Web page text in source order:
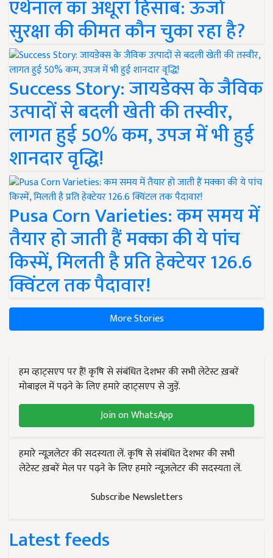
एथेनॉल का अधूरा हिसाब: ऊर्जा
सुरक्षा की कीमत कौन चुका रहा है?
Success Story: जायडेक्स के जैविक
उत्पादों से बदली खेती की तस्वीर,
लागत हुई 50% कम, उपज में भी हुई
शानदार वृद्धि!
Pusa Corn Varieties: कम समय में
तैयार हो जाती हैं मक्का की ये पांच
किस्में, मिलती है प्रति हेक्टेयर 126.6
क्विंटल तक पैदावार!
More Stories
हम व्हाट्सएप पर हैं! कृषि से संबंधित देशभर की सभी लेटेस्ट ख़बरें
मोबाइल में पढ़ने के लिए हमारे व्हाट्सएप से जुड़ें.
Join on WhatsApp
हमारे न्यूज़लेटर की सदस्यता लें. कृषि से संबंधित देशभर की सभी
लेटेस्ट ख़बरें मेल पर पढ़ने के लिए हमारे न्यूज़लेटर की सदस्यता लें.
Subscribe Newsletters
Latest feeds